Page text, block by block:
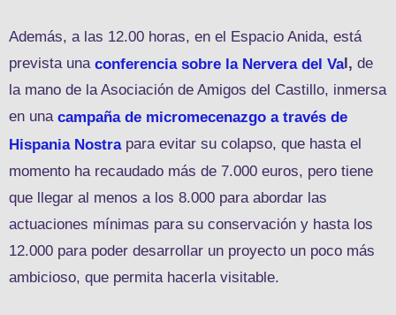
Además, a las 12.00 horas, en el Espacio Anida, está
prevista una conferencia sobre la Nervera del Val, de
la mano de la Asociación de Amigos del Castillo, inmersa
en una campaña de micromecenazgo a través de
Hispania Nostra para evitar su colapso, que hasta el
momento ha recaudado más de 7.000 euros, pero tiene
que llegar al menos a los 8.000 para abordar las
actuaciones mínimas para su conservación y hasta los
12.000 para poder desarrollar un proyecto un poco más
ambicioso, que permita hacerla visitable.